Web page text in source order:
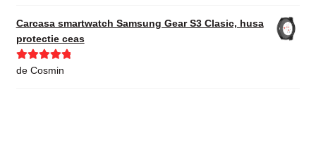
Carcasa smartwatch Samsung Gear S3 Clasic, husa
protectie ceas
Evaluat la5
de Cosmin